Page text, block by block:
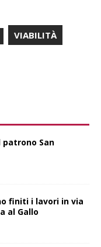
VIABILITÀ
patrono San
finiti i lavori in via
al Gallo